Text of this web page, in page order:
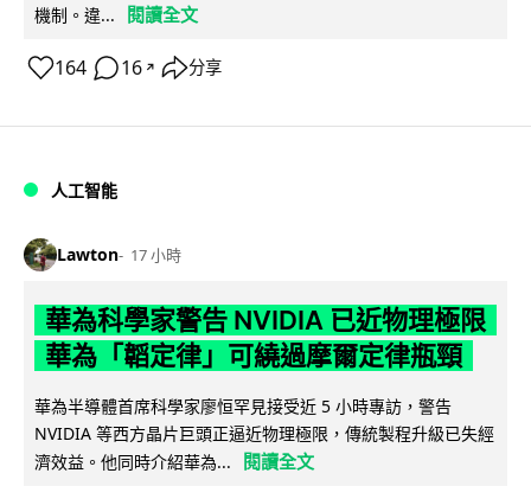
機制。違...
閱讀全文
164 16 ↗ 分享
人工智能
Lawton 17 小時
華為科學家警告 NVIDIA 已近物理極限
華為「韜定律」可繞過摩爾定律瓶頸
華為半導體首席科學家廖恒罕見接受近 5 小時專訪，警告
NVIDIA 等西方晶片巨頭正逼近物理極限，傳統製程升級已失經
濟效益。他同時介紹華為...
閱讀全文